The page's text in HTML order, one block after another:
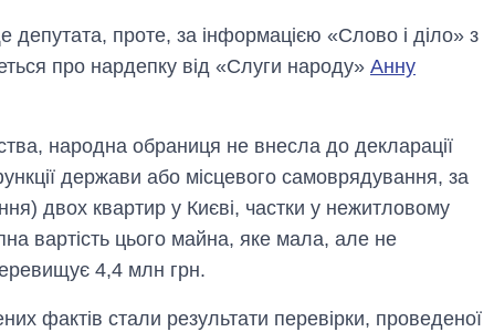
депутата, проте, за інформацією «Слово і діло» з
про нардепку від «Слуги народу» Анну
народна обраниця не внесла до декларації
держави або місцевого самоврядування, за
двох квартир у Києві, частки у нежитловому
вартість цього майна, яке мала, але не
4,4 млн грн.
фактів стали результати перевірки, проведеної
2027-й